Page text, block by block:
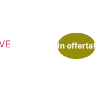
In offerta!